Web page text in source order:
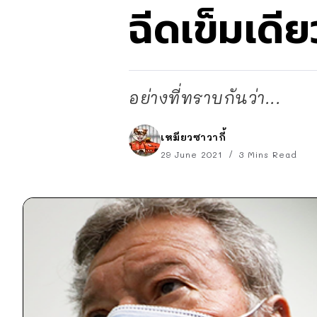
ฉีดเข็มเดี
อย่างที่ทราบกันว่า...
เหมียวซาวากี้
29 June 2021 3 Mins Read